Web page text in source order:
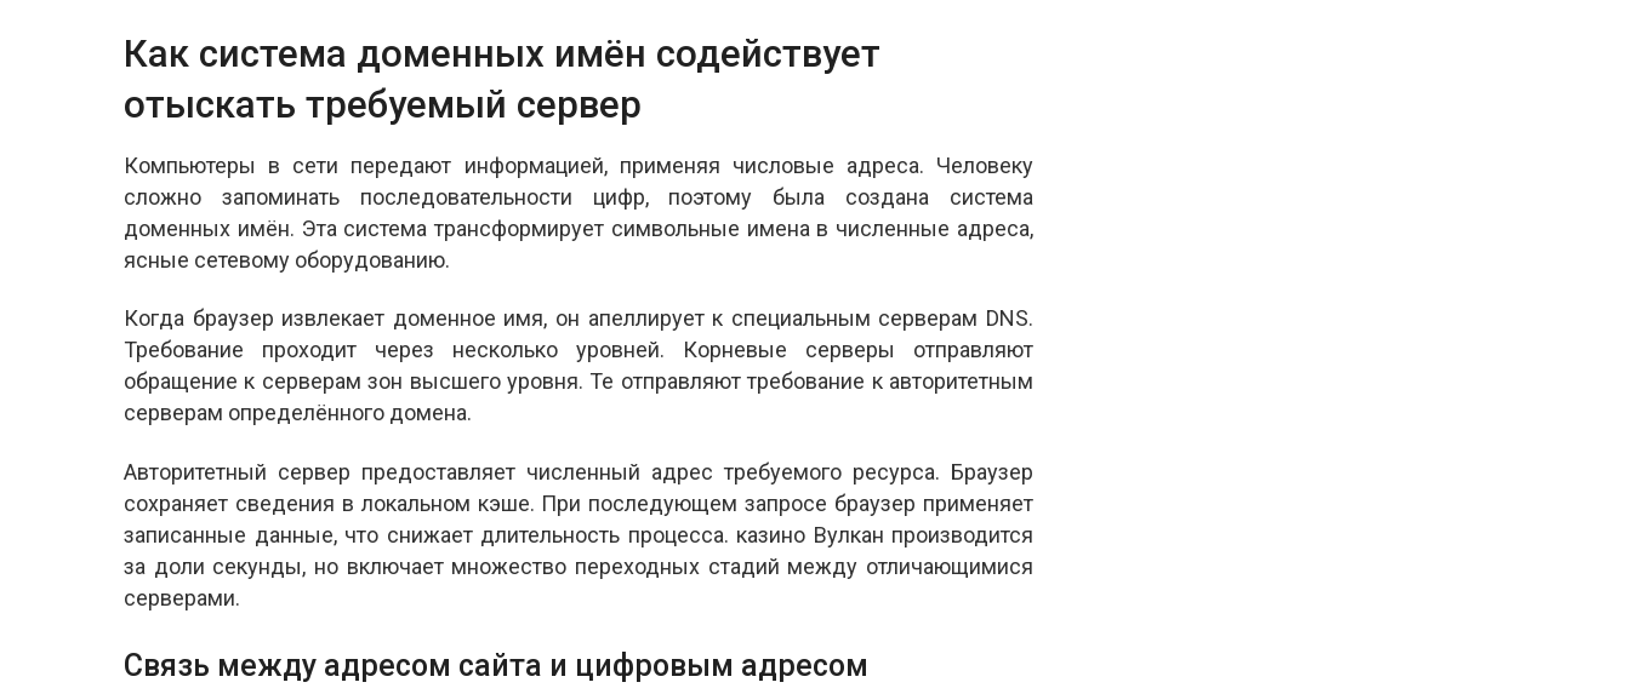
Как система доменных имён содействует
отыскать требуемый сервер
Компьютеры в сети передают информацией, применяя числовые адреса. Человеку
сложно запоминать последовательности цифр, поэтому была создана система
доменных имён. Эта система трансформирует символьные имена в численные адреса,
ясные сетевому оборудованию.
Когда браузер извлекает доменное имя, он апеллирует к специальным серверам DNS.
Требование проходит через несколько уровней. Корневые серверы отправляют
обращение к серверам зон высшего уровня. Те отправляют требование к авторитетным
серверам определённого домена.
Авторитетный сервер предоставляет численный адрес требуемого ресурса. Браузер
сохраняет сведения в локальном кэше. При последующем запросе браузер применяет
записанные данные, что снижает длительность процесса. казино Вулкан производится
за доли секунды, но включает множество переходных стадий между отличающимися
серверами.
Связь между адресом сайта и цифровым адресом